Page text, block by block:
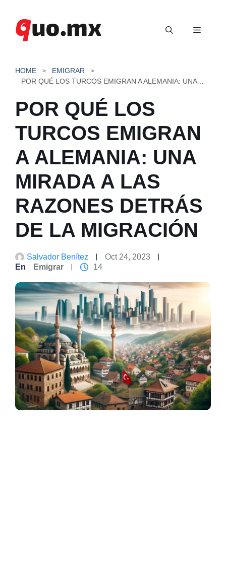
contenido
Menú
HOME
EMIGRAR
POR QUÉ LOS TURCOS EMIGRAN A ALEMANIA: UNA MIRADA A LAS RAZONES DETRÁS DE LA MIGRACIÓN
POR QUÉ LOS
TURCOS EMIGRAN
A ALEMANIA: UNA
MIRADA A LAS
RAZONES DETRÁS
DE LA MIGRACIÓN
Salvador Benítez
Oct 24, 2023
En
Emigrar 14